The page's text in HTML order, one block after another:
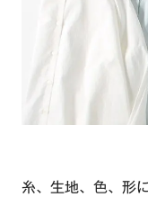
糸、生地、色、形